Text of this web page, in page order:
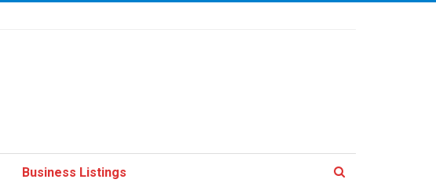
Business Listings